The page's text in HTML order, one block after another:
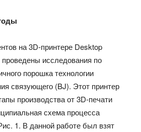
на 3D-принтере Desktop
исследования по
порошка технологии
связующего (BJ). Этот принтер
производства от 3D-печати
схема процесса
1. В данной работе был взят